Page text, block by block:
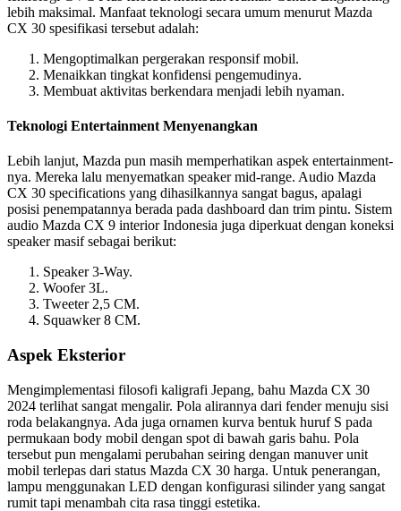
lebih maksimal. Manfaat teknologi secara umum menurut Mazda
CX 30 spesifikasi tersebut adalah:
Mengoptimalkan pergerakan responsif mobil.
Menaikkan tingkat konfidensi pengemudinya.
Membuat aktivitas berkendara menjadi lebih nyaman.
Teknologi Entertainment Menyenangkan
Lebih lanjut, Mazda pun masih memperhatikan aspek entertainment-
nya. Mereka lalu menyematkan speaker mid-range. Audio Mazda
CX 30 specifications yang dihasilkannya sangat bagus, apalagi
posisi penempatannya berada pada dashboard dan trim pintu. Sistem
audio Mazda CX 9 interior Indonesia juga diperkuat dengan koneksi
speaker masif sebagai berikut:
Speaker 3-Way.
Woofer 3L.
Tweeter 2,5 CM.
Squawker 8 CM.
Aspek Eksterior
Mengimplementasi filosofi kaligrafi Jepang, bahu Mazda CX 30
2024 terlihat sangat mengalir. Pola alirannya dari fender menuju sisi
roda belakangnya. Ada juga ornamen kurva bentuk huruf S pada
permukaan body mobil dengan spot di bawah garis bahu. Pola
tersebut pun mengalami perubahan seiring dengan manuver unit
mobil terlepas dari status Mazda CX 30 harga. Untuk penerangan,
lampu menggunakan LED dengan konfigurasi silinder yang sangat
rumit tapi menambah cita rasa tinggi estetika.